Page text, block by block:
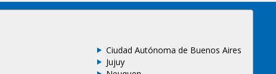
Ciudad Autónoma de Buenos Aires
Jujuy